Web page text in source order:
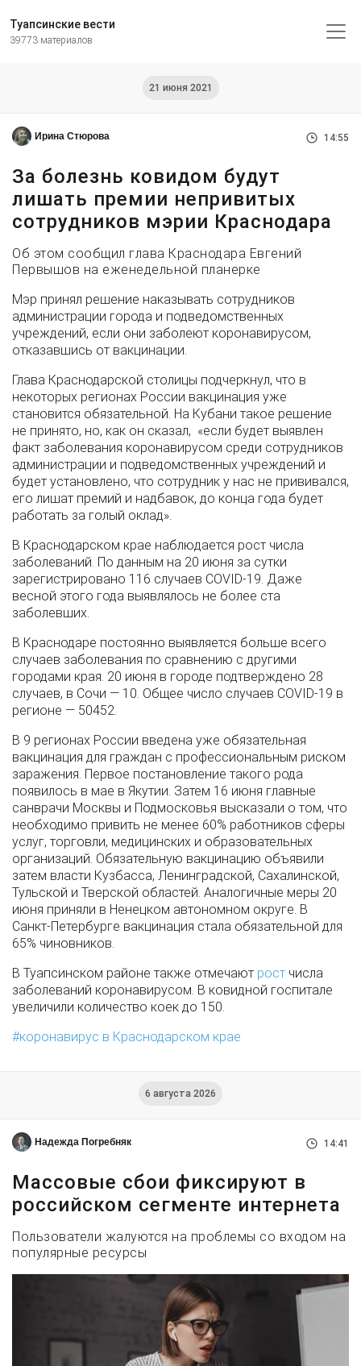
Туапсинские вести
39773 материалов
21 июня 2021
Ирина Стюрова 14:55
За болезнь ковидом будут
лишать премии непривитых
сотрудников мэрии Краснодара
Об этом сообщил глава Краснодара Евгений
Первышов на еженедельной планерке
Мэр принял решение наказывать сотрудников
администрации города и подведомственных
учреждений, если они заболеют коронавирусом,
отказавшись от вакцинации.
Глава Краснодарской столицы подчеркнул, что в
некоторых регионах России вакцинация уже
становится обязательной. На Кубани такое решение
не принято, но, как он сказал, «если будет выявлен
факт заболевания коронавирусом среди сотрудников
администрации и подведомственных учреждений и
будет установлено, что сотрудник у нас не прививался,
его лишат премий и надбавок, до конца года будет
работать за голый оклад».
В Краснодарском крае наблюдается рост числа
заболеваний. По данным на 20 июня за сутки
зарегистрировано 116 случаев COVID-19. Даже
весной этого года выявлялось не более ста
заболевших.
В Краснодаре постоянно выявляется больше всего
случаев заболевания по сравнению с другими
городами края. 20 июня в городе подтверждено 28
случаев, в Сочи — 10. Общее число случаев COVID-19 в
регионе — 50452.
В 9 регионах России введена уже обязательная
вакцинация для граждан с профессиональным риском
заражения. Первое постановление такого рода
появилось в мае в Якутии. Затем 16 июня главные
санврачи Москвы и Подмосковья высказали о том, что
необходимо привить не менее 60% работников сферы
услуг, торговли, медицинских и образовательных
организаций. Обязательную вакцинацию объявили
затем власти Кузбасса, Ленинградской, Сахалинской,
Тульской и Тверской областей. Аналогичные меры 20
июня приняли в Ненецком автономном округе. В
Санкт-Петербурге вакцинация стала обязательной для
65% чиновников.
В Туапсинском районе также отмечают рост числа
заболеваний коронавирусом. В ковидной госпитале
увеличили количество коек до 150.
коронавирус в Краснодарском крае
6 августа 2026
Надежда Погребняк 14:41
Массовые сбои фиксируют в
российском сегменте интернета
Пользователи жалуются на проблемы со входом на
популярные ресурсы